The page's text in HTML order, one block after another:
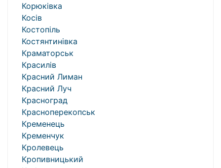
Корюківка
Косів
Костопіль
Костянтинівка
Краматорськ
Красилів
Красний Лиман
Красний Луч
Красноград
Красноперекопськ
Кременець
Кременчук
Кролевець
Кропивницький